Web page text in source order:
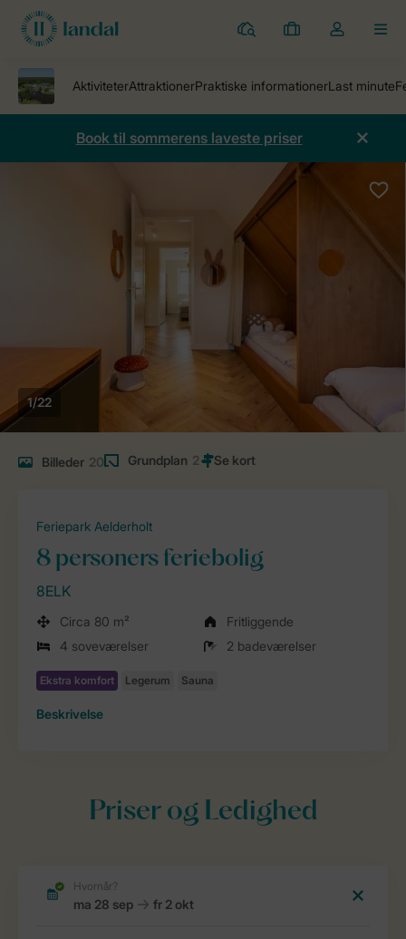
Parker
Mine
Toggle
dropdown
Book til sommerens laveste priser
1/22
Billeder 20 Grundplan 2
Feriepark Aelderholt
8 personers feriebolig
8ELK
Circa 80 m²
Fritliggende
4 soveværelser
2 badeværelser
Beskrivelse
Priser og Ledighed